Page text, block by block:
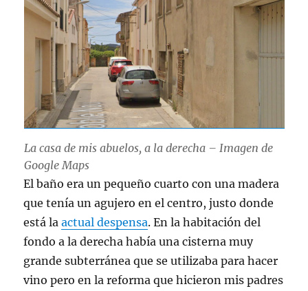
La casa de mis abuelos, a la derecha – Imagen de
Google Maps
El baño era un pequeño cuarto con una madera
que tenía un agujero en el centro, justo donde
está laactual despensa. En la habitación del
fondo a la derecha había una cisterna muy
grande subterránea que se utilizaba para hacer
vino pero en la reforma que hicieron mis padres